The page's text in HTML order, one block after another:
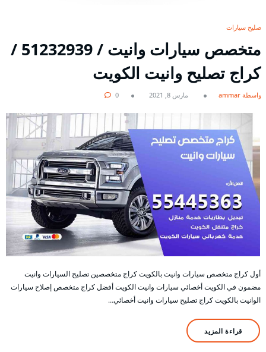
تصليح سيارات
متخصص سيارات وانيت / 51232939‬ /
كراج تصليح وانيت الكويت
بواسطة ammar مارس 8, 2021 0
أول كراج متخصص سيارات وانيت بالكويت كراج متخصصين تصليح السيارات وانيت
مضمون في الكويت أخصائي سيارات وانيت الكويت أفضل كراج متخصص إصلاح سيارات
الوانيت بالكويت كراج تصليح سيارات وانيت أخصائي…
قراءة المزيد